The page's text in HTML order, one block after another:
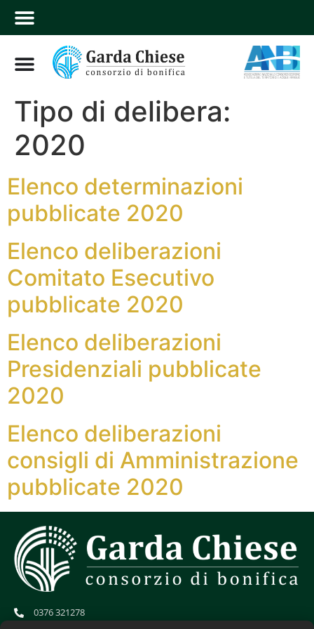
Tipo di delibera:
2020
Elenco determinazioni
pubblicate 2020
Elenco deliberazioni
Comitato Esecutivo
pubblicate 2020
Elenco deliberazioni
Presidenziali pubblicate
2020
Elenco deliberazioni
consigli di Amministrazione
pubblicate 2020
0376 321278